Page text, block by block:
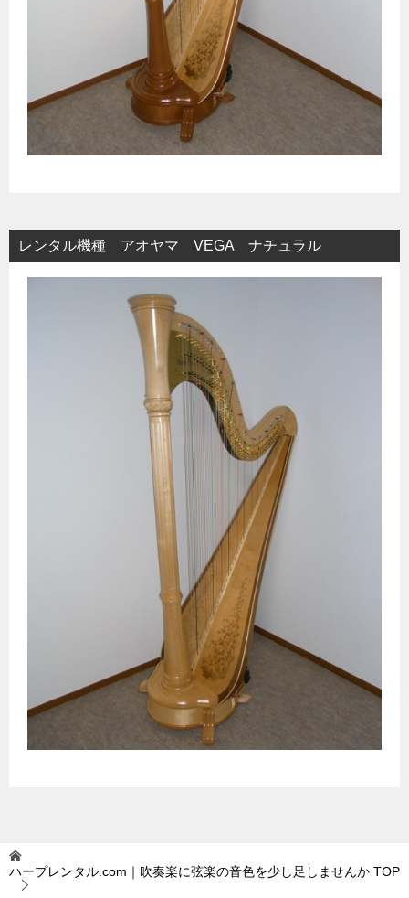
レンタル機種 アオヤマ VEGA ナチュラル
ハープレンタル.com｜吹奏楽に弦楽の音色を少し足しませんか TOP